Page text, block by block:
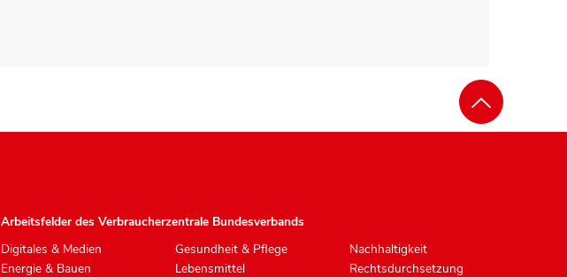
Arbeitsfelder des Verbraucherzentrale Bundesverbands
Digitales & Medien
Energie & Bauen
Gesundheit & Pflege
Lebensmittel
Nachhaltigkeit
Rechtsdurchsetzung